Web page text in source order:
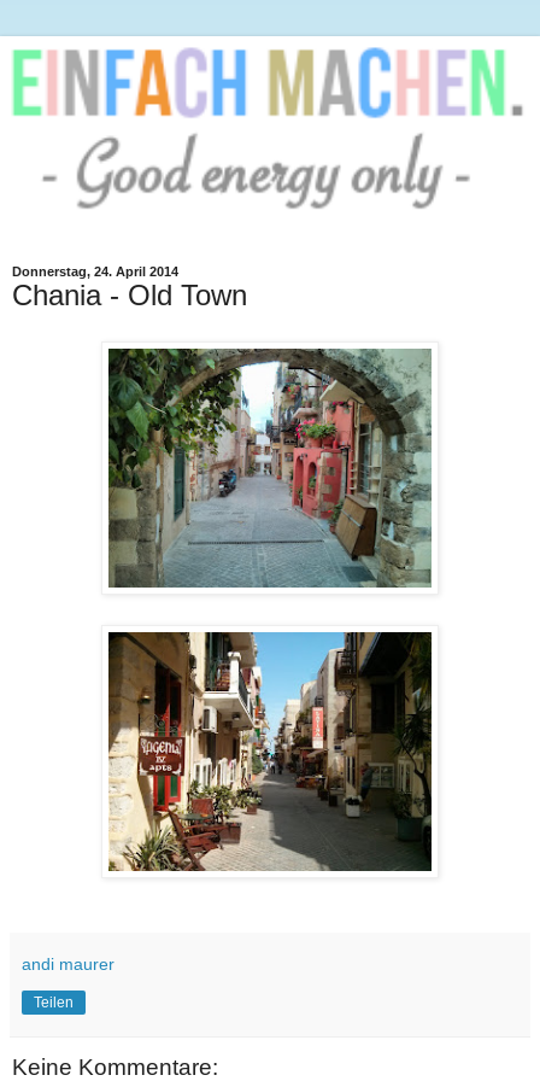
Donnerstag, 24. April 2014
Chania - Old Town
andi maurer
Teilen
Keine Kommentare: